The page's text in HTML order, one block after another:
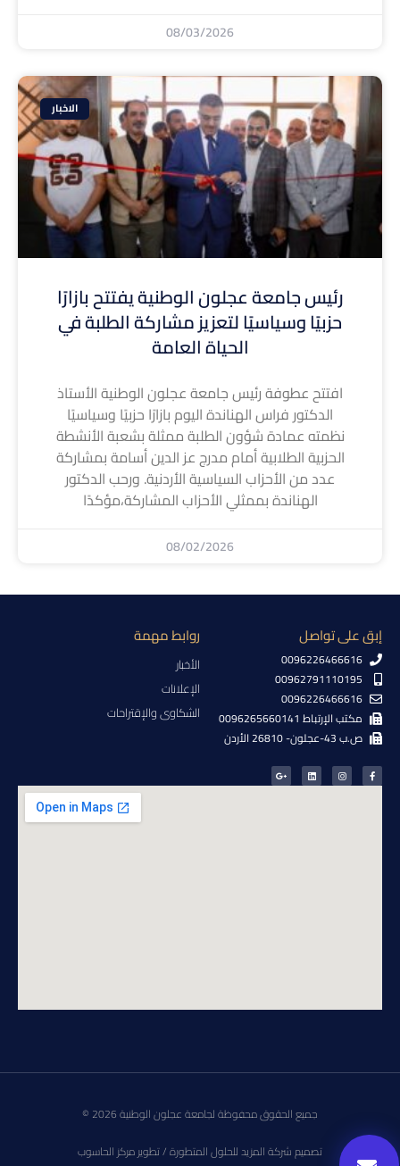
08/03/2026
الاخبار
رئيس جامعة عجلون الوطنية يفتتح بازارًا
حزبيًا وسياسيًا لتعزيز مشاركة الطلبة في
الحياة العامة
افتتح عطوفة رئيس جامعة عجلون الوطنية الأستاذ
الدكتور فراس الهناندة اليوم بازارًا حزبيًا وسياسيًا
نظمته عمادة شؤون الطلبة ممثلة بشعبة الأنشطة
الحزبية الطلابية أمام مدرج عز الدين أسامة بمشاركة
عدد من الأحزاب السياسية الأردنية. ورحب الدكتور
الهناندة بممثلي الأحزاب المشاركة،مؤكدًا
08/02/2026
إبق على تواصل
0096226466616
00962791110195
0096226466616
مكتب الإرتباط 0096265660141
ص.ب 43-عجلون- 26810 الأردن
روابط مهمة
الأخبار
الإعلانات
الشكاوى والإقتراحات
جميع الحقوق محفوظة لجامعة عجلون الوطنية 2026 ©
تصميم شركة المزيد للحلول المتطورة / تطوير مركز الحاسوب